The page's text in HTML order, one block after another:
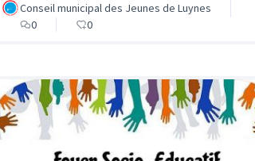
Conseil municipal des Jeunes de Luynes
0
0